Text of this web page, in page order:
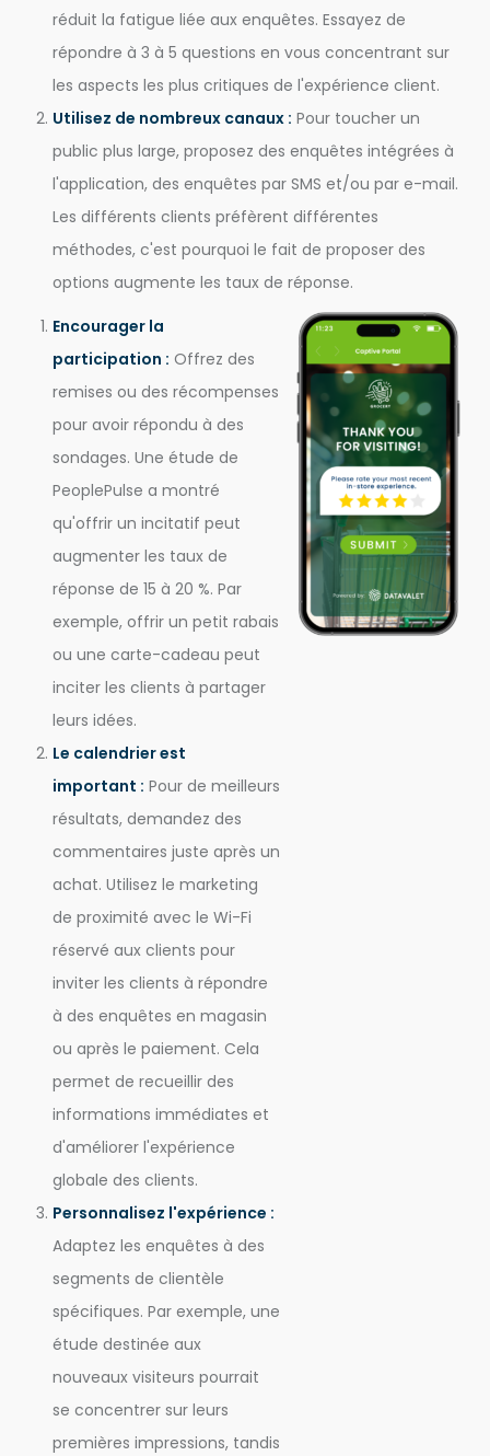
réduit la fatigue liée aux enquêtes. Essayez de
répondre à 3 à 5 questions en vous concentrant sur
les aspects les plus critiques de l'expérience client.
Utilisez de nombreux canaux : Pour toucher un
public plus large, proposez des enquêtes intégrées à
l'application, des enquêtes par SMS et/ou par e-mail.
Les différents clients préfèrent différentes
méthodes, c'est pourquoi le fait de proposer des
options augmente les taux de réponse.
Encourager la
participation : Offrez des
remises ou des récompenses
pour avoir répondu à des
sondages. Une étude de
PeoplePulse a montré
qu'offrir un incitatif peut
augmenter les taux de
réponse de 15 à 20 %. Par
exemple, offrir un petit rabais
ou une carte-cadeau peut
inciter les clients à partager
leurs idées.
Le calendrier est
important : Pour de meilleurs
résultats, demandez des
commentaires juste après un
achat. Utilisez le marketing
de proximité avec le Wi-Fi
réservé aux clients pour
inviter les clients à répondre
à des enquêtes en magasin
ou après le paiement. Cela
permet de recueillir des
informations immédiates et
d'améliorer l'expérience
globale des clients.
Personnalisez l'expérience :
Adaptez les enquêtes à des
segments de clientèle
spécifiques. Par exemple, une
étude destinée aux
nouveaux visiteurs pourrait
se concentrer sur leurs
premières impressions, tandis